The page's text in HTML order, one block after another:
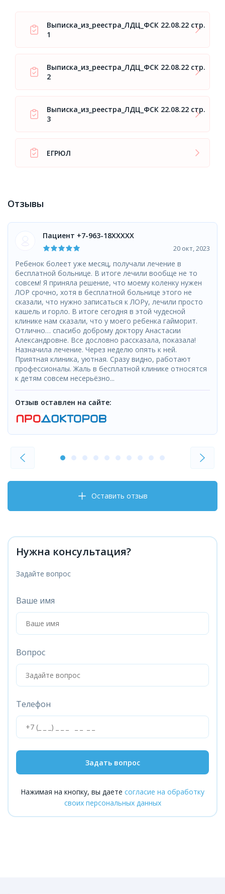
Выписка_из_реестра_ЛДЦ_ФСК 22.08.22 стр.
1
Выписка_из_реестра_ЛДЦ_ФСК 22.08.22 стр.
2
Выписка_из_реестра_ЛДЦ_ФСК 22.08.22 стр.
3
ЕГРЮЛ
Отзывы
Пациент +7-963-18XXXXX
20 окт, 2023
Ребенок болеет уже месяц, получали лечение в
бесплатной больнице. В итоге лечили вообще не то
совсем! Я приняла решение, что моему коленку нужен
ЛОР срочно, хотя в бесплатной больнице этого не
сказали, что нужно записаться к ЛОРу, лечили просто
кашель и горло. В итоге сегодня в этой чудесной
клинике нам сказали, что у моего ребенка гайморит.
Отлично… спасибо доброму доктору Анастасии
Александровне. Все дословно рассказала, показала!
Назначила лечение. Через неделю опять к ней.
Приятная клиника, уютная. Сразу видно, работают
профессионалы. Жаль в бесплатной клинике относятся
к детям совсем несерьёзно...
Отзыв оставлен на сайте:
Оставить отзыв
Нужна консультация?
Задайте вопрос
Ваше имя
Вопрос
Телефон
Задать вопрос
Нажимая на кнопку, вы даете согласие на обработку
своих персональных данных